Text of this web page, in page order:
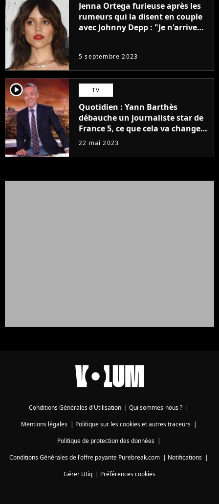
Jenna Ortega furieuse après les
rumeurs qui la disent en couple
avec Johnny Depp : "Je n'arrive
5 septembre 2023
player2 TV
Quotidien : Yann Barthès
débauche un journaliste star de
France 5, ce que cela va changer
à la rentrée
22 mai 2023
Conditions Générales d'Utilisation | Qui sommes-nous ? |
Mentions légales| Politique sur les cookies et autres traceurs|
Politique de protection des données|
Conditions Générales de l'offre payante Purebreak.com | Notifications |
Gérer Utiq | Préférences cookies